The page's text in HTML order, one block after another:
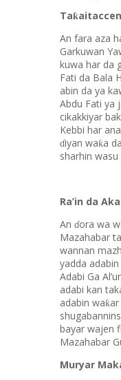
Taƙ
An fara aza
Garkuwan
kuwa har da
Fati da Bala
abin da ya
Abdu Fati ya
cikakkiyar
Kebbi har
ɗiyan waƙa
sharhin wasu
Ra’in da Aka
An ɗora wa
Mazahabar
wannan
yadda
Adabi Ga
adabi kan
adabin waƙ
bayar wajen
Mazahabar
Muryar